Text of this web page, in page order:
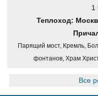
1
Теплоход:
Парящий мост, Кремль,
фонтанов, Храм
Все